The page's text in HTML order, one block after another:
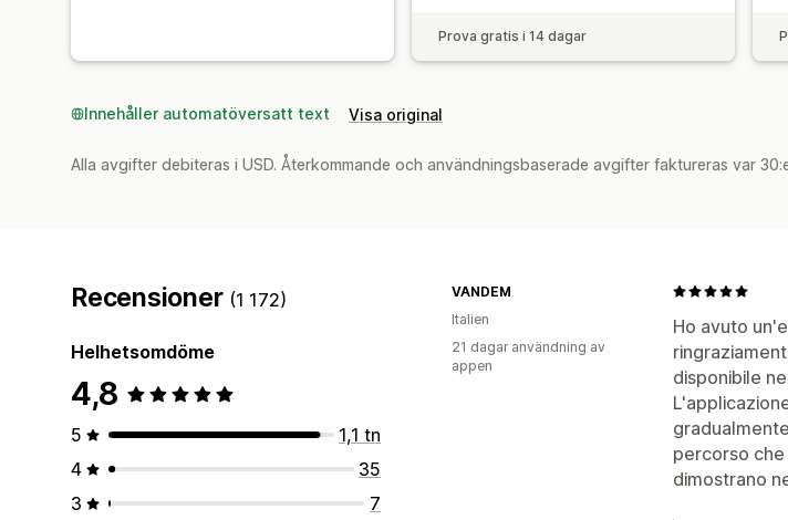
Prova gratis i 14 dagar
Innehåller automatöversatt text Visa original
Alla avgifter debiteras i USD. Återkommande och användningsbaserade avgifter faktureras var
Recensioner (1 172)
Helhetsomdöme
4,8
5
1,1 tn
4
35
3
7
Ho avuto
disponibile
percorso
dimostrano
VANDEM
Italien
21 dagar användning av
appen